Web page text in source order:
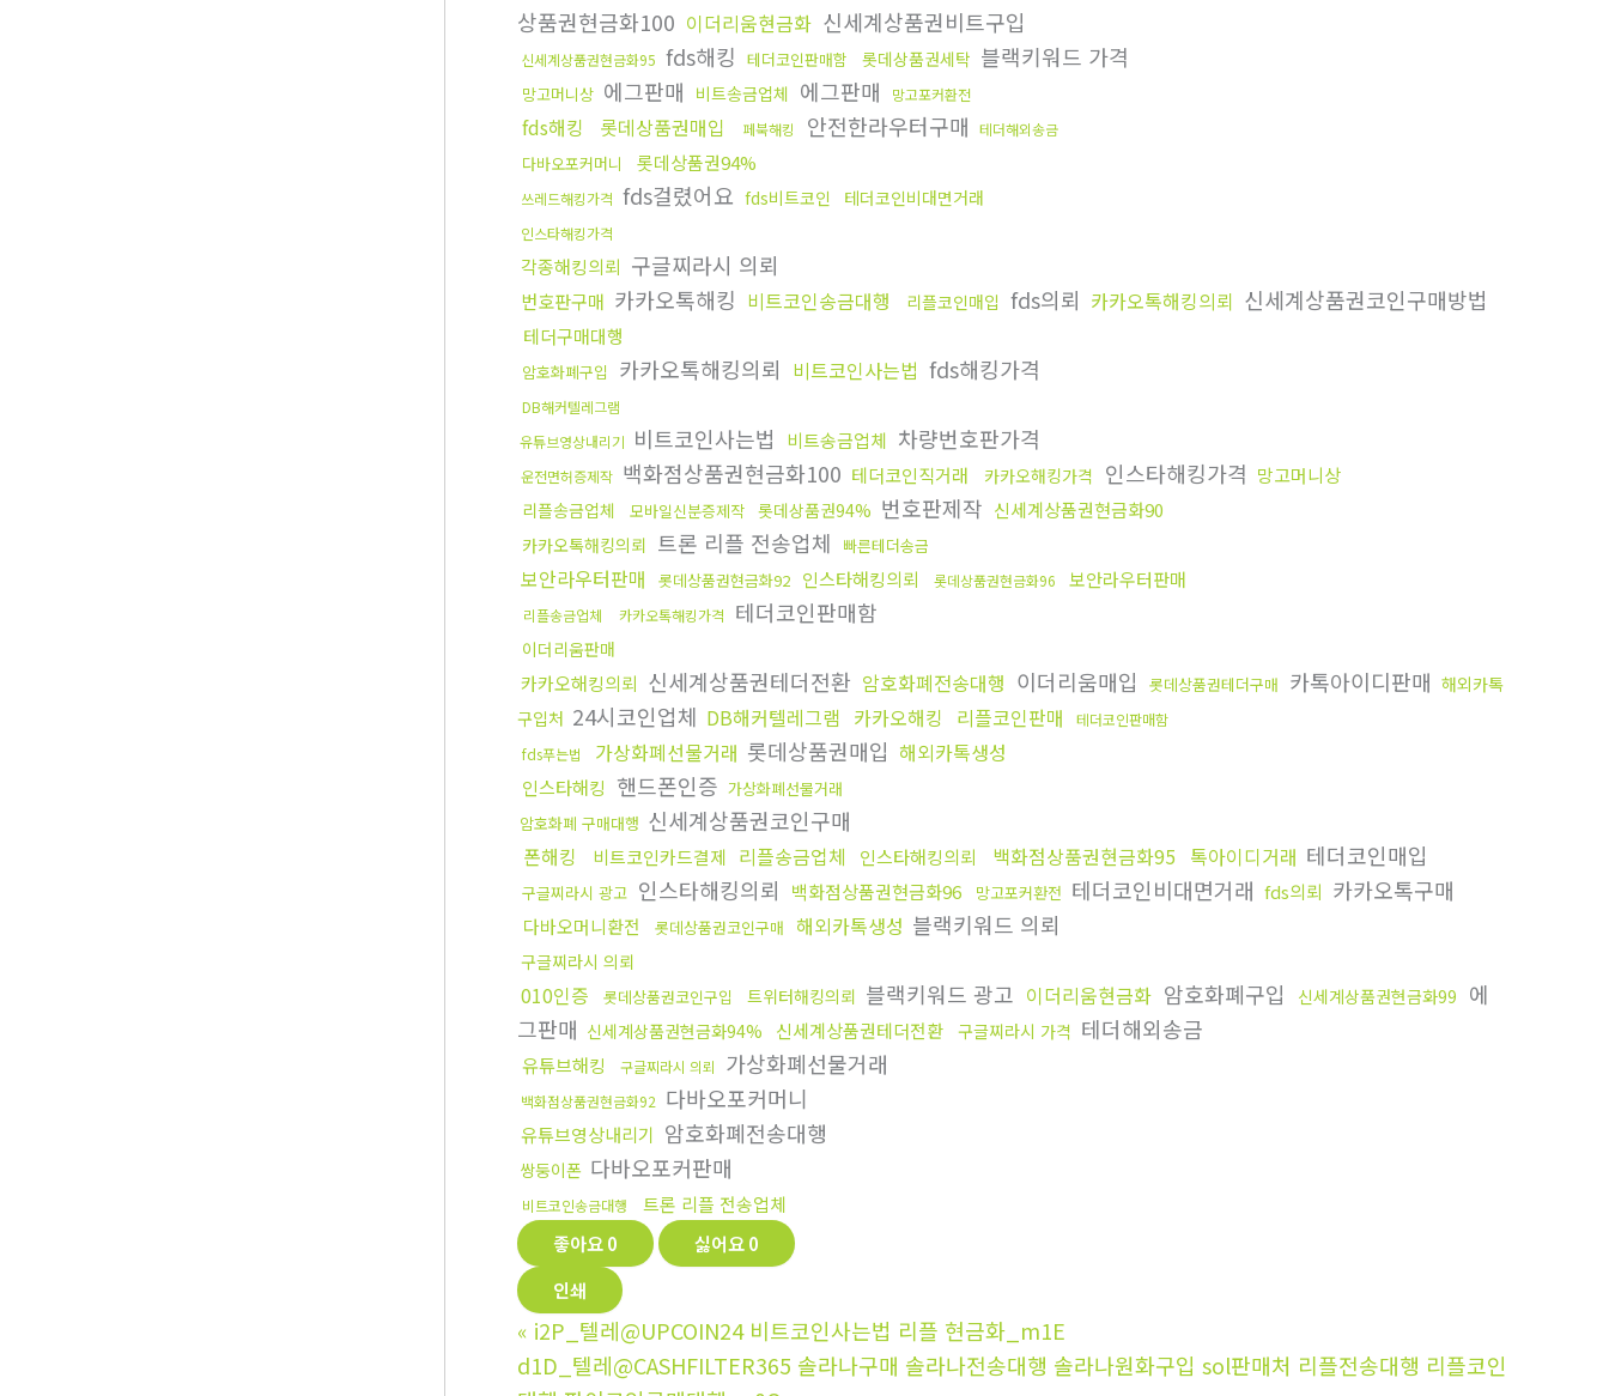
상품권현금화100 이더리움현금화 신세계상품권비트구입
신세계상품권현금화95 fds해킹 테더코인판매함 롯데상품권세탁 블랙키워드 가격
망고머니상 에그판매 비트송금업체 에그판매 망고포커환전
fds해킹 롯데상품권매입 페북해킹 안전한라우터구매 테더해외송금
다바오포커머니 롯데상품권94%
쓰레드해킹가격 fds걸렸어요 fds비트코인 테더코인비대면거래
인스타해킹가격
각종해킹의뢰 구글찌라시 의뢰
번호판구매 카카오톡해킹 비트코인송금대행 리플코인매입 fds의뢰 카카오톡해킹의뢰 신세계상품권코인구매방법
테더구매대행
암호화폐구입 카카오톡해킹의뢰 비트코인사는법 fds해킹가격
DB해커텔레그램
유튜브영상내리기 비트코인사는법 비트송금업체 차량번호판가격
운전면허증제작 백화점상품권현금화100 테더코인직거래 카카오해킹가격 인스타해킹가격 망고머니상
리플송금업체 모바일신분증제작 롯데상품권94% 번호판제작 신세계상품권현금화90
카카오톡해킹의뢰 트론 리플 전송업체 빠른테더송금
보안라우터판매 롯데상품권현금화92 인스타해킹의뢰 롯데상품권현금화96 보안라우터판매
리플송금업체 카카오톡해킹가격 테더코인판매함
이더리움판매
카카오해킹의뢰 신세계상품권테더전환 암호화폐전송대행 이더리움매입 롯데상품권테더구매 카톡아이디판매 해외카톡
구입처 24시코인업체 DB해커텔레그램 카카오해킹 리플코인판매
테더코인판매함
fds푸는법
가상화폐선물거래 롯데상품권매입 해외카톡생성
인스타해킹 핸드폰인증 가상화폐선물거래
암호화폐 구매대행 신세계상품권코인구매
폰해킹 비트코인카드결제 리플송금업체 인스타해킹의뢰 백화점상품권현금화95 톡아이디거래 테더코인매입
구글찌라시 광고 인스타해킹의뢰 백화점상품권현금화96 망고포커환전 테더코인비대면거래 fds의뢰 카카오톡구매
다바오머니환전 롯데상품권코인구매 해외카톡생성 블랙키워드 의뢰
구글찌라시 의뢰
010인증 롯데상품권코인구입 트위터해킹의뢰 블랙키워드 광고 이더리움현금화 암호화폐구입 신세계상품권현금화99 에
그판매 신세계상품권현금화94% 신세계상품권테더전환 구글찌라시 가격 테더해외송금
유튜브해킹 구글찌라시 의뢰 가상화폐선물거래
백화점상품권현금화92 다바오포커머니
유튜브영상내리기 암호화폐전송대행
쌍둥이폰 다바오포커판매
비트코인송금대행
트론 리플 전송업체
좋아요0 싫어요0
인쇄
« i2P_텔레@UPCOIN24 비트코인사는법 리플 현금화_m1E
d1D_텔레@CASHFILTER365 솔라나구매 솔라나전송대행 솔라나원화구입 sol판매처 리플전송대행 리플코인